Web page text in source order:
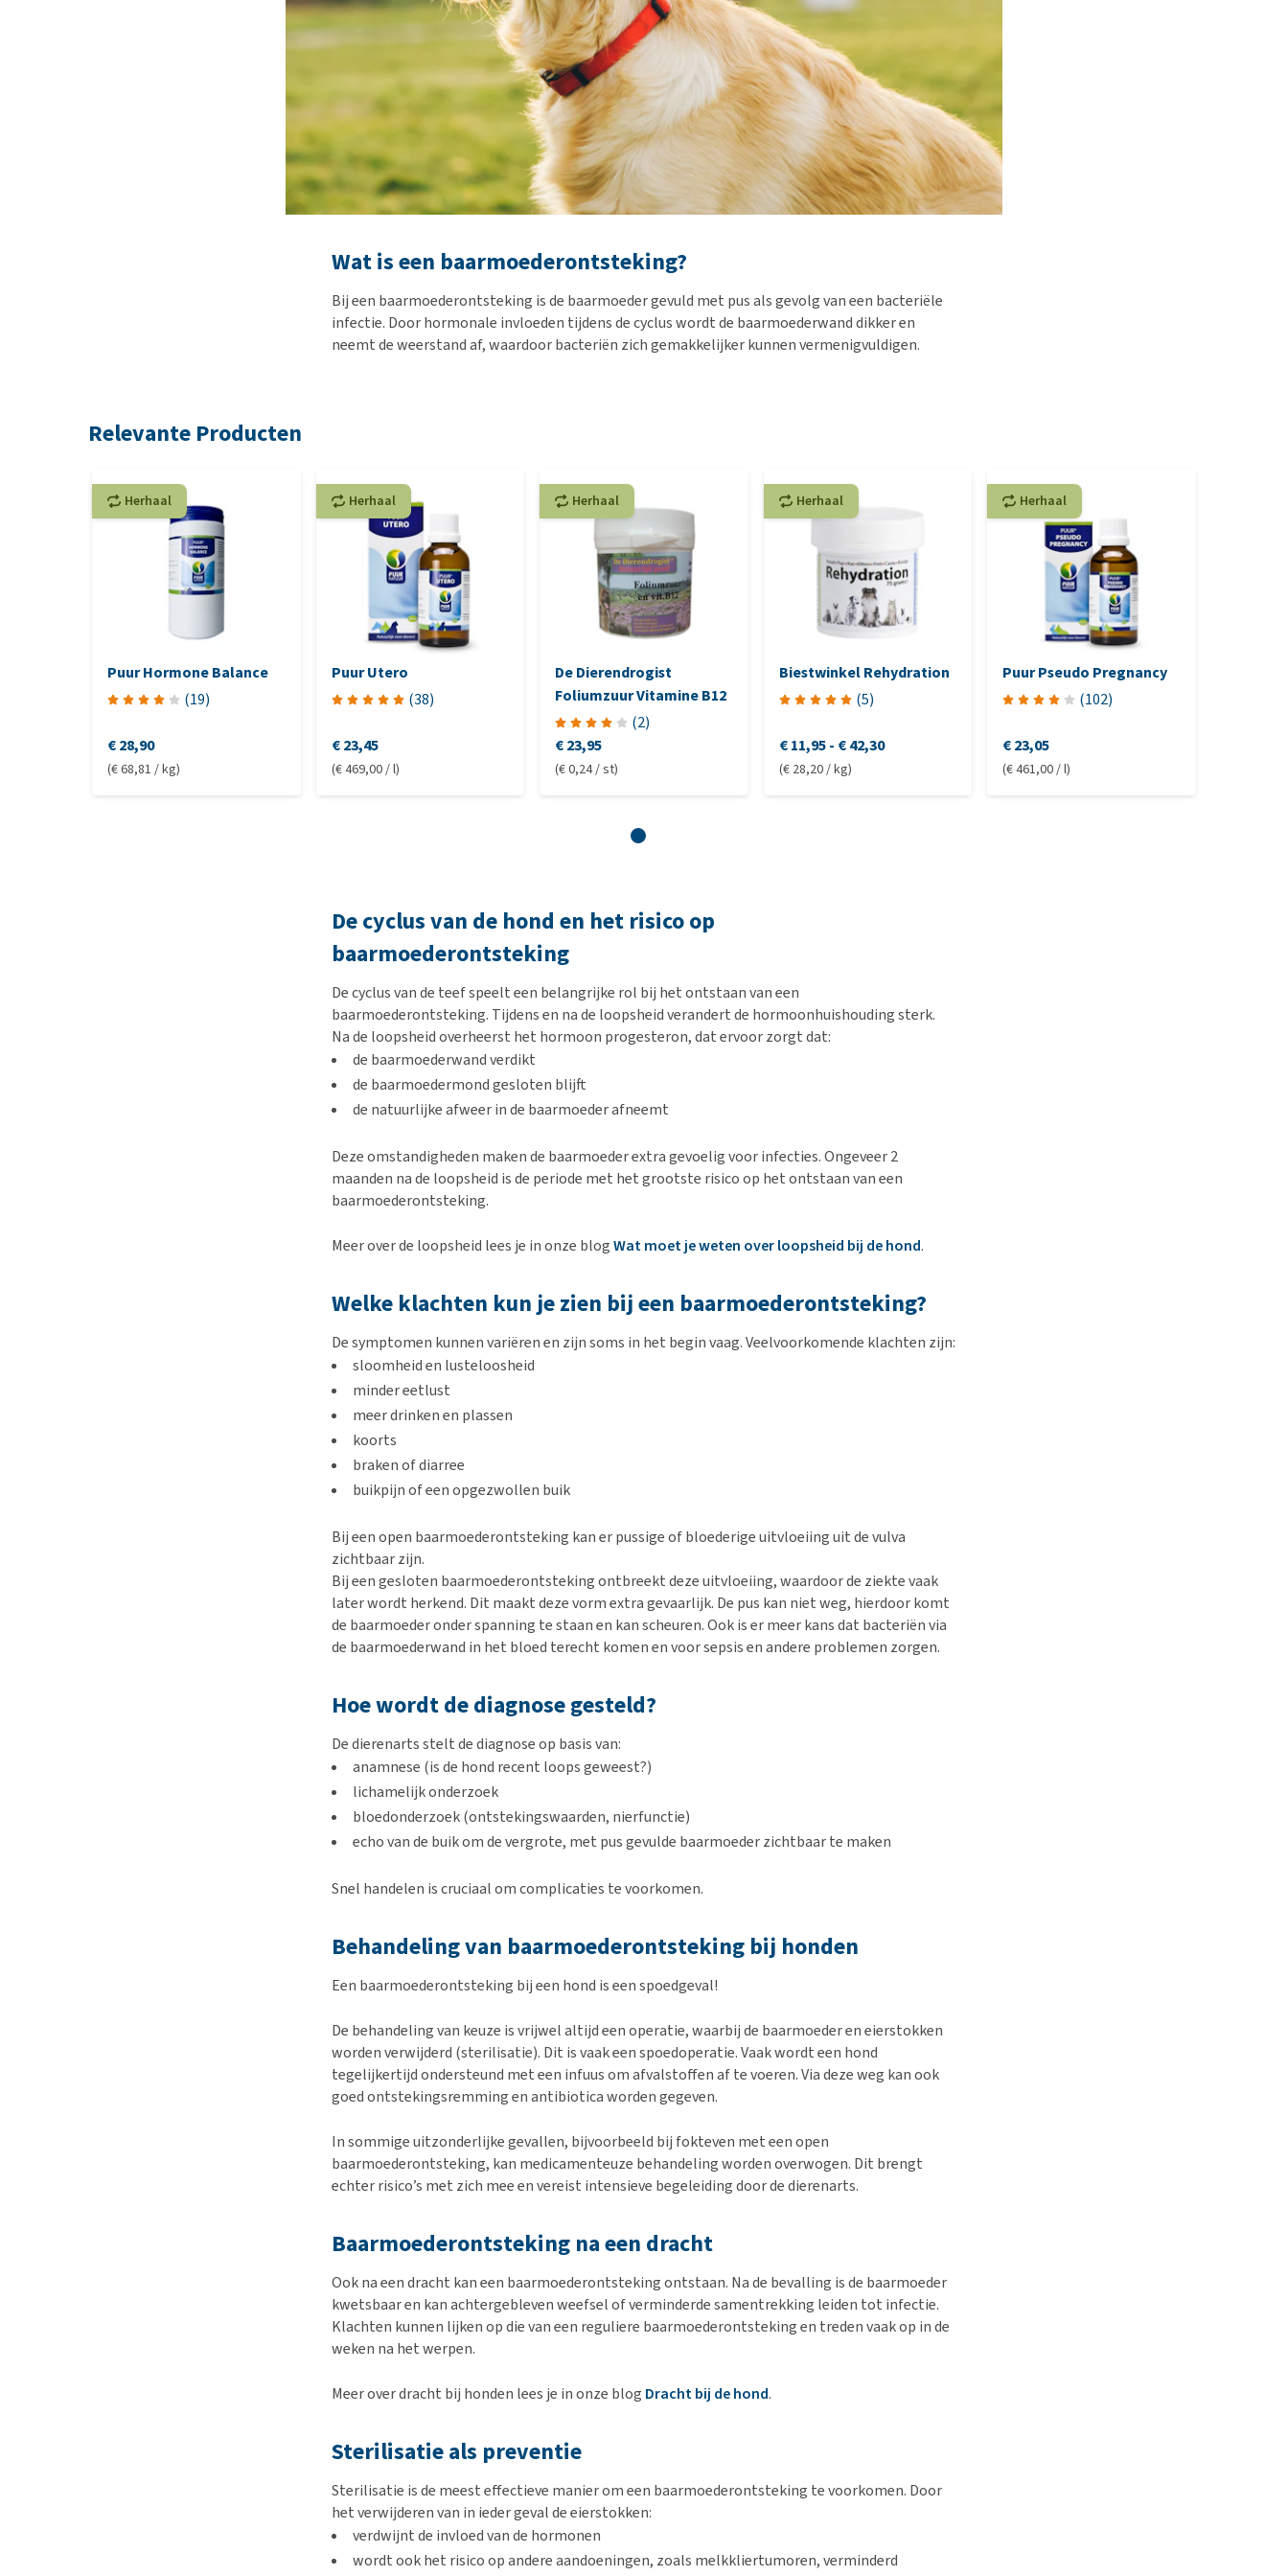
Wat is een baarmoederontsteking?
Bij een baarmoederontsteking is de baarmoeder gevuld met pus als gevolg van een bacteriële
infectie. Door hormonale invloeden tijdens de cyclus wordt de baarmoederwand dikker en
neemt de weerstand af, waardoor bacteriën zich gemakkelijker kunnen vermenigvuldigen.
Relevante Producten
Herhaal
Puur Hormone Balance
(19)
€ 28,90
(€ 68,81 / kg)
Herhaal
Puur Utero
(38)
€ 23,45
(€ 469,00 / l)
Herhaal
De Dierendrogist
Foliumzuur Vitamine B12
(2)
€ 23,95
(€ 0,24 / st)
Herhaal
Biestwinkel Rehydration
(5)
€ 11,95 - € 42,30
(€ 28,20 / kg)
Herhaal
Puur Pseudo Pregnancy
(102)
€ 23,05
(€ 461,00 / l)
De cyclus van de hond en het risico op
baarmoederontsteking
De cyclus van de teef speelt een belangrijke rol bij het ontstaan van een
baarmoederontsteking. Tijdens en na de loopsheid verandert de hormoonhuishouding sterk.
Na de loopsheid overheerst het hormoon progesteron, dat ervoor zorgt dat:
de baarmoederwand verdikt
de baarmoedermond gesloten blijft
de natuurlijke afweer in de baarmoeder afneemt
Deze omstandigheden maken de baarmoeder extra gevoelig voor infecties. Ongeveer 2
maanden na de loopsheid is de periode met het grootste risico op het ontstaan van een
baarmoederontsteking.
Meer over de loopsheid lees je in onze blogWat moet je weten over loopsheid bij de hond.
Welke klachten kun je zien bij een baarmoederontsteking?
De symptomen kunnen variëren en zijn soms in het begin vaag. Veelvoorkomende klachten zijn:
sloomheid en lusteloosheid
minder eetlust
meer drinken en plassen
koorts
braken of diarree
buikpijn of een opgezwollen buik
Bij een open baarmoederontsteking kan er pussige of bloederige uitvloeiing uit de vulva
zichtbaar zijn.
Bij een gesloten baarmoederontsteking ontbreekt deze uitvloeiing, waardoor de ziekte vaak
later wordt herkend. Dit maakt deze vorm extra gevaarlijk. De pus kan niet weg, hierdoor komt
de baarmoeder onder spanning te staan en kan scheuren. Ook is er meer kans dat bacteriën via
de baarmoederwand in het bloed terecht komen en voor sepsis en andere problemen zorgen.
Hoe wordt de diagnose gesteld?
De dierenarts stelt de diagnose op basis van:
anamnese (is de hond recent loops geweest?)
lichamelijk onderzoek
bloedonderzoek (ontstekingswaarden, nierfunctie)
echo van de buik om de vergrote, met pus gevulde baarmoeder zichtbaar te maken
Snel handelen is cruciaal om complicaties te voorkomen.
Behandeling van baarmoederontsteking bij honden
Een baarmoederontsteking bij een hond is een spoedgeval!
De behandeling van keuze is vrijwel altijd een operatie, waarbij de baarmoeder en eierstokken
worden verwijderd (sterilisatie). Dit is vaak een spoedoperatie. Vaak wordt een hond
tegelijkertijd ondersteund met een infuus om afvalstoffen af te voeren. Via deze weg kan ook
goed ontstekingsremming en antibiotica worden gegeven.
In sommige uitzonderlijke gevallen, bijvoorbeeld bij fokteven met een open
baarmoederontsteking, kan medicamenteuze behandeling worden overwogen. Dit brengt
echter risico’s met zich mee en vereist intensieve begeleiding door de dierenarts.
Baarmoederontsteking na een dracht
Ook na een dracht kan een baarmoederontsteking ontstaan. Na de bevalling is de baarmoeder
kwetsbaar en kan achtergebleven weefsel of verminderde samentrekking leiden tot infectie.
Klachten kunnen lijken op die van een reguliere baarmoederontsteking en treden vaak op in de
weken na het werpen.
Meer over dracht bij honden lees je in onze blog Dracht bij de hond.
Sterilisatie als preventie
Sterilisatie is de meest effectieve manier om een baarmoederontsteking te voorkomen. Door
het verwijderen van in ieder geval de eierstokken:
verdwijnt de invloed van de hormonen
wordt ook het risico op andere aandoeningen, zoals melkkliertumoren, verminderd